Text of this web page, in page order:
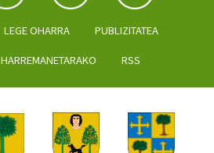
LEGE OHARRA PUBLIZITATEA
HARREMANETARAKO RSS